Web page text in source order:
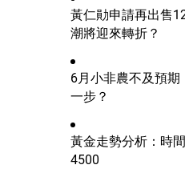
黃仁勛申請再出售
潮將迎來轉折？
6月小非農不及預
一步？
黃金走勢分析：時
4500